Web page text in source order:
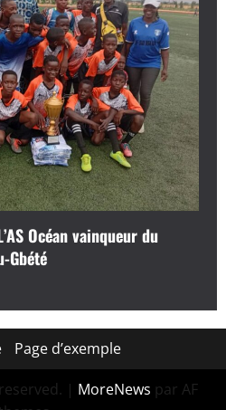
Océan vainqueur du
Gbété
Page d’exemple
| MoreNews par AF